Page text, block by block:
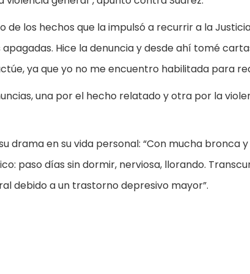
de los hechos que la impulsó a recurrir a la
Hice la denuncia y desde ahí tomé
ya que yo no me encuentro habilitada para
una por el hecho relatado y otra por la
drama en su vida personal: “Con mucha bronca
paso días sin dormir, nerviosa, llorando.
debido a un trastorno depresivo mayor”.